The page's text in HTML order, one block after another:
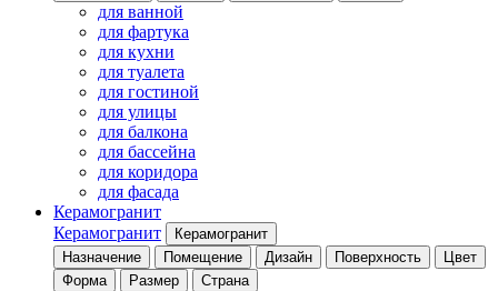
для ванной
для фартука
для кухни
для туалета
для гостиной
для улицы
для балкона
для бассейна
для коридора
для фасада
Керамогранит
Керамогранит
Керамогранит
Назначение
Помещение Дизайн Поверхность
Цвет
Форма
Размер Страна